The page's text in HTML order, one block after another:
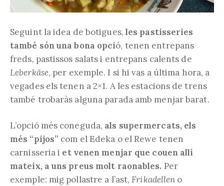
Seguint la idea de botigues,les pastisseries
també són una bona opció, tenen entrepans
freds, pastissos salats i entrepans calents de
Leberkäse, per exemple. I si hi vas a última hora, a
vegades els tenen a 2×1. A les estacions de trens
també trobaràs alguna parada amb menjar barat.
L’opció més coneguda, als supermercats, els
més “pijos” com el Edeka o el Rewe tenen
carnisseria i et venen menjar que couen allí
mateix, a uns preus molt raonables. Per
exemple: mig pollastre a l’ast,Frikadellen o